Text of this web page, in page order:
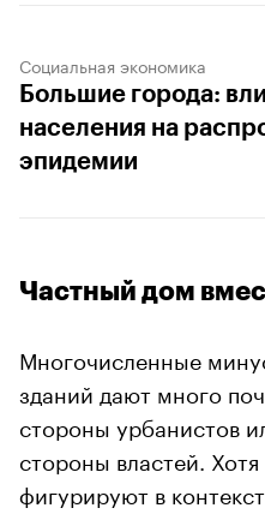
Социальная экономика
Большие города:
населения на
эпидемии
Частный дом
Многочисленные
зданий дают много
стороны урбанистов
стороны властей.
фигурируют в